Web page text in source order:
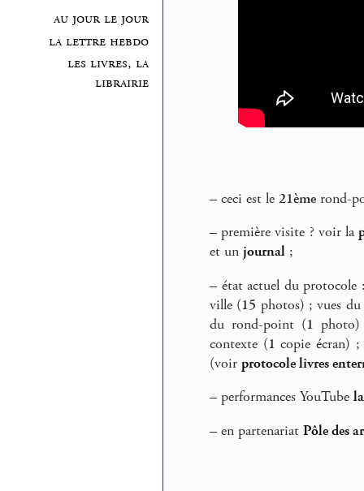
au jour le jour
la lettre hebdo
les livres, la
librairie
– ceci est le 21ème rond-
– première visite ? voir la
et un journal ;
– état actuel du protocole
ville (15 photos) ; vues
du rond-point (1
contexte (1 copie écran)
(voir protocole livres
– performances YouTube
– en partenariat Pôle des